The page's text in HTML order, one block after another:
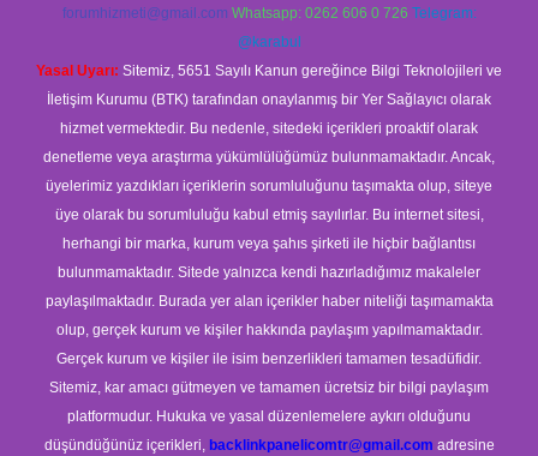
forumhizmeti@gmail.com Whatsapp: 0262 606 0 726 Telegram:
@karabul
Yasal Uyarı: Sitemiz, 5651 Sayılı Kanun gereğince Bilgi Teknolojileri ve
İletişim Kurumu (BTK) tarafından onaylanmış bir Yer Sağlayıcı olarak
hizmet vermektedir. Bu nedenle, sitedeki içerikleri proaktif olarak
denetleme veya araştırma yükümlülüğümüz bulunmamaktadır. Ancak,
üyelerimiz yazdıkları içeriklerin sorumluluğunu taşımakta olup, siteye
üye olarak bu sorumluluğu kabul etmiş sayılırlar. Bu internet sitesi,
herhangi bir marka, kurum veya şahıs şirketi ile hiçbir bağlantısı
bulunmamaktadır. Sitede yalnızca kendi hazırladığımız makaleler
paylaşılmaktadır. Burada yer alan içerikler haber niteliği taşımamakta
olup, gerçek kurum ve kişiler hakkında paylaşım yapılmamaktadır.
Gerçek kurum ve kişiler ile isim benzerlikleri tamamen tesadüfidir.
Sitemiz, kar amacı gütmeyen ve tamamen ücretsiz bir bilgi paylaşım
platformudur. Hukuka ve yasal düzenlemelere aykırı olduğunu
düşündüğünüz içerikleri, backlinkpanelicomtr@gmail.com adresine